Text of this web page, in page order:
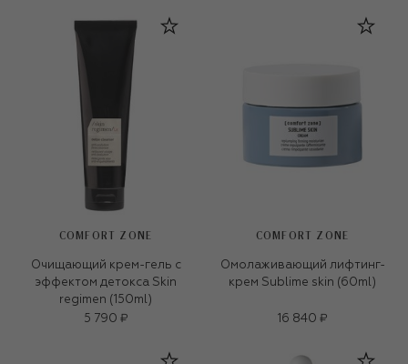
COMFORT ZONE
Очищающий крем-гель с
эффектом детокса Skin
regimen (150ml)
5 790 ₽
COMFORT ZONE
Омолаживающий лифтинг-
крем Sublime skin (60ml)
16 840 ₽